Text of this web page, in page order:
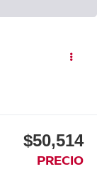
$50,514
PRECIO